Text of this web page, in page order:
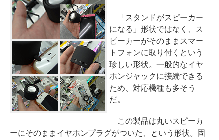
「スタンドがスピーカー
になる」形状ではなく、ス
ピーカーがそのままスマー
トフォンに取り付くという
珍しい形状。一般的なイヤ
ホンジャックに接続できる
ため、対応機種も多そう
だ。
この製品は丸いスピーカ
ーにそのままイヤホンプラグがついた、という形状。固